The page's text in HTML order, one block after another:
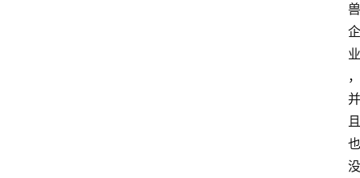
兽
企
业
，
并
且
也
没